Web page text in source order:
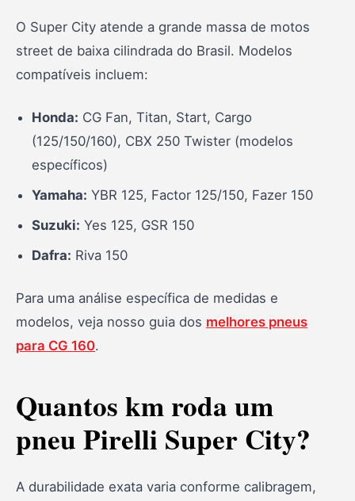
O Super City atende a grande massa de motos
street de baixa cilindrada do Brasil. Modelos
compatíveis incluem:
Honda: CG Fan, Titan, Start, Cargo
(125/150/160), CBX 250 Twister (modelos
específicos)
Yamaha: YBR 125, Factor 125/150, Fazer 150
Suzuki: Yes 125, GSR 150
Dafra: Riva 150
Para uma análise específica de medidas e
modelos, veja nosso guia dos melhores pneus
para CG 160.
Quantos km roda um
pneu Pirelli Super City?
A durabilidade exata varia conforme calibragem,